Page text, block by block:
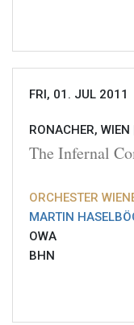
FRI, 01. JUL 2011
RONACHER, WIEN
The Infernal
ORCHESTER
MARTIN
OWA
BHN